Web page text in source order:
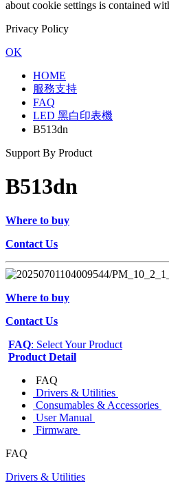
about cookie settings is contained
Privacy Policy
OK
HOME
服務支持
FAQ
LED 黑白印表機
B513dn
Support By Product
B513dn
Where to buy
Contact Us
Where to buy
Contact Us
FAQ: Select Your Product
Product Detail
FAQ
Drivers & Utilities
Consumables & Accessories
User Manual
Firmware
FAQ
Drivers & Utilities